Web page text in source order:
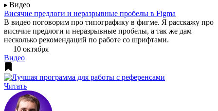
Видео
Висячие предлоги и неразрывные пробелы в Figma
В видео поговорим про типографику в фигме. Я расскажу про
висячие предлоги и неразрывные пробелы, а так же дам
несколько рекомендаций по работе со шрифтами.
10 октября
Видео
Читать